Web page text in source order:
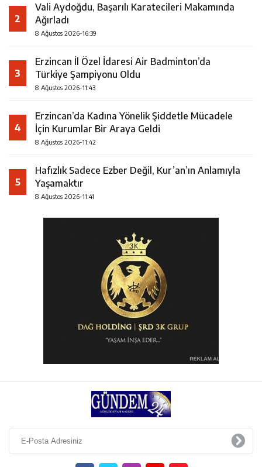
2
Vali Aydoğdu, Başarılı Karatecileri Makamında
Ağırladı
8 Ağustos 2026-16:39
3
Erzincan İl Özel İdaresi Air Badminton’da
Türkiye Şampiyonu Oldu
8 Ağustos 2026-11:43
4
Erzincan’da Kadına Yönelik Şiddetle Mücadele
İçin Kurumlar Bir Araya Geldi
8 Ağustos 2026-11:42
5
Hafızlık Sadece Ezber Değil, Kur’an’ın Anlamıyla
Yaşamaktır
8 Ağustos 2026-11:41